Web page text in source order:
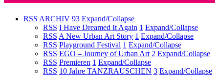
RSS ARCHIV 93 Expand/Collapse
RSS I Have Dreamed It Again 1 Expand/Collapse
RSS A New Urban Art Story 1 Expand/Collapse
RSS Playground Festival 1 Expand/Collapse
RSS EGO – Journey of Urban Art 2 Expand/Collapse
RSS Premieren 1 Expand/Collapse
RSS 10 Jahre TANZRAUSCHEN 3 Expand/Collapse